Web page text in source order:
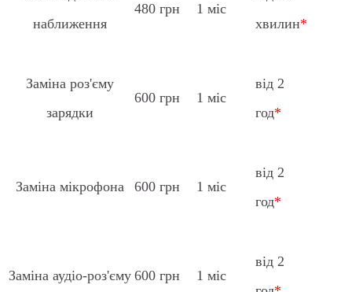
наближення
480 грн 1 міс
хвилин*
Заміна роз'єму
зарядки
600 грн 1 міс
від 2
год*
Заміна мікрофона 600 грн 1 міс
від 2
год*
Заміна аудіо-роз'єму 600 грн 1 міс
від 2